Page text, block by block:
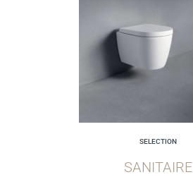
SELECTION
SANITAIRE